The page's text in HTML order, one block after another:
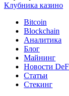
Клубника казино
Bitcoin
Blockchain
Аналитика
Блог
Майнинг
Новости
Статьи
Стекинг